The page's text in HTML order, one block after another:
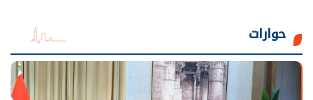
حوارات